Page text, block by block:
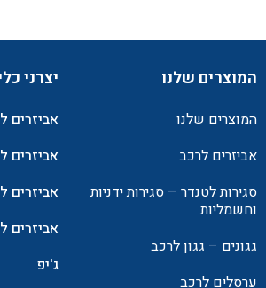
המוצרים שלנו
המוצרים שלנו
אביזרים לרכב
סגירות לטנדר – סגירות ידניות
וחשמליות
גגונים – גגון לרכב
ערסלים לרכב
יצרני
אביזרים
אביזרים
אביזרים
אביזרים
ג'יפ